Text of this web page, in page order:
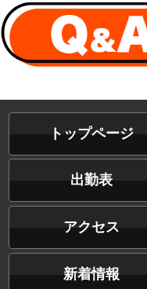
トップページ
出勤表
アクセス
新着情報